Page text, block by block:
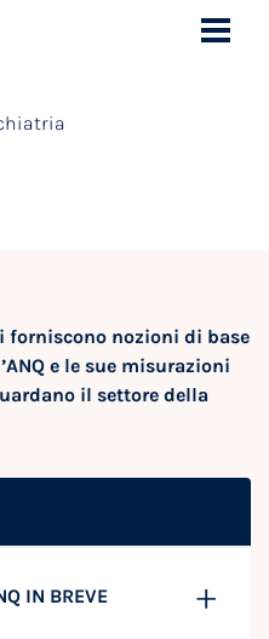
forniscono nozioni di base
e le sue misurazioni
il settore della
IN BREVE